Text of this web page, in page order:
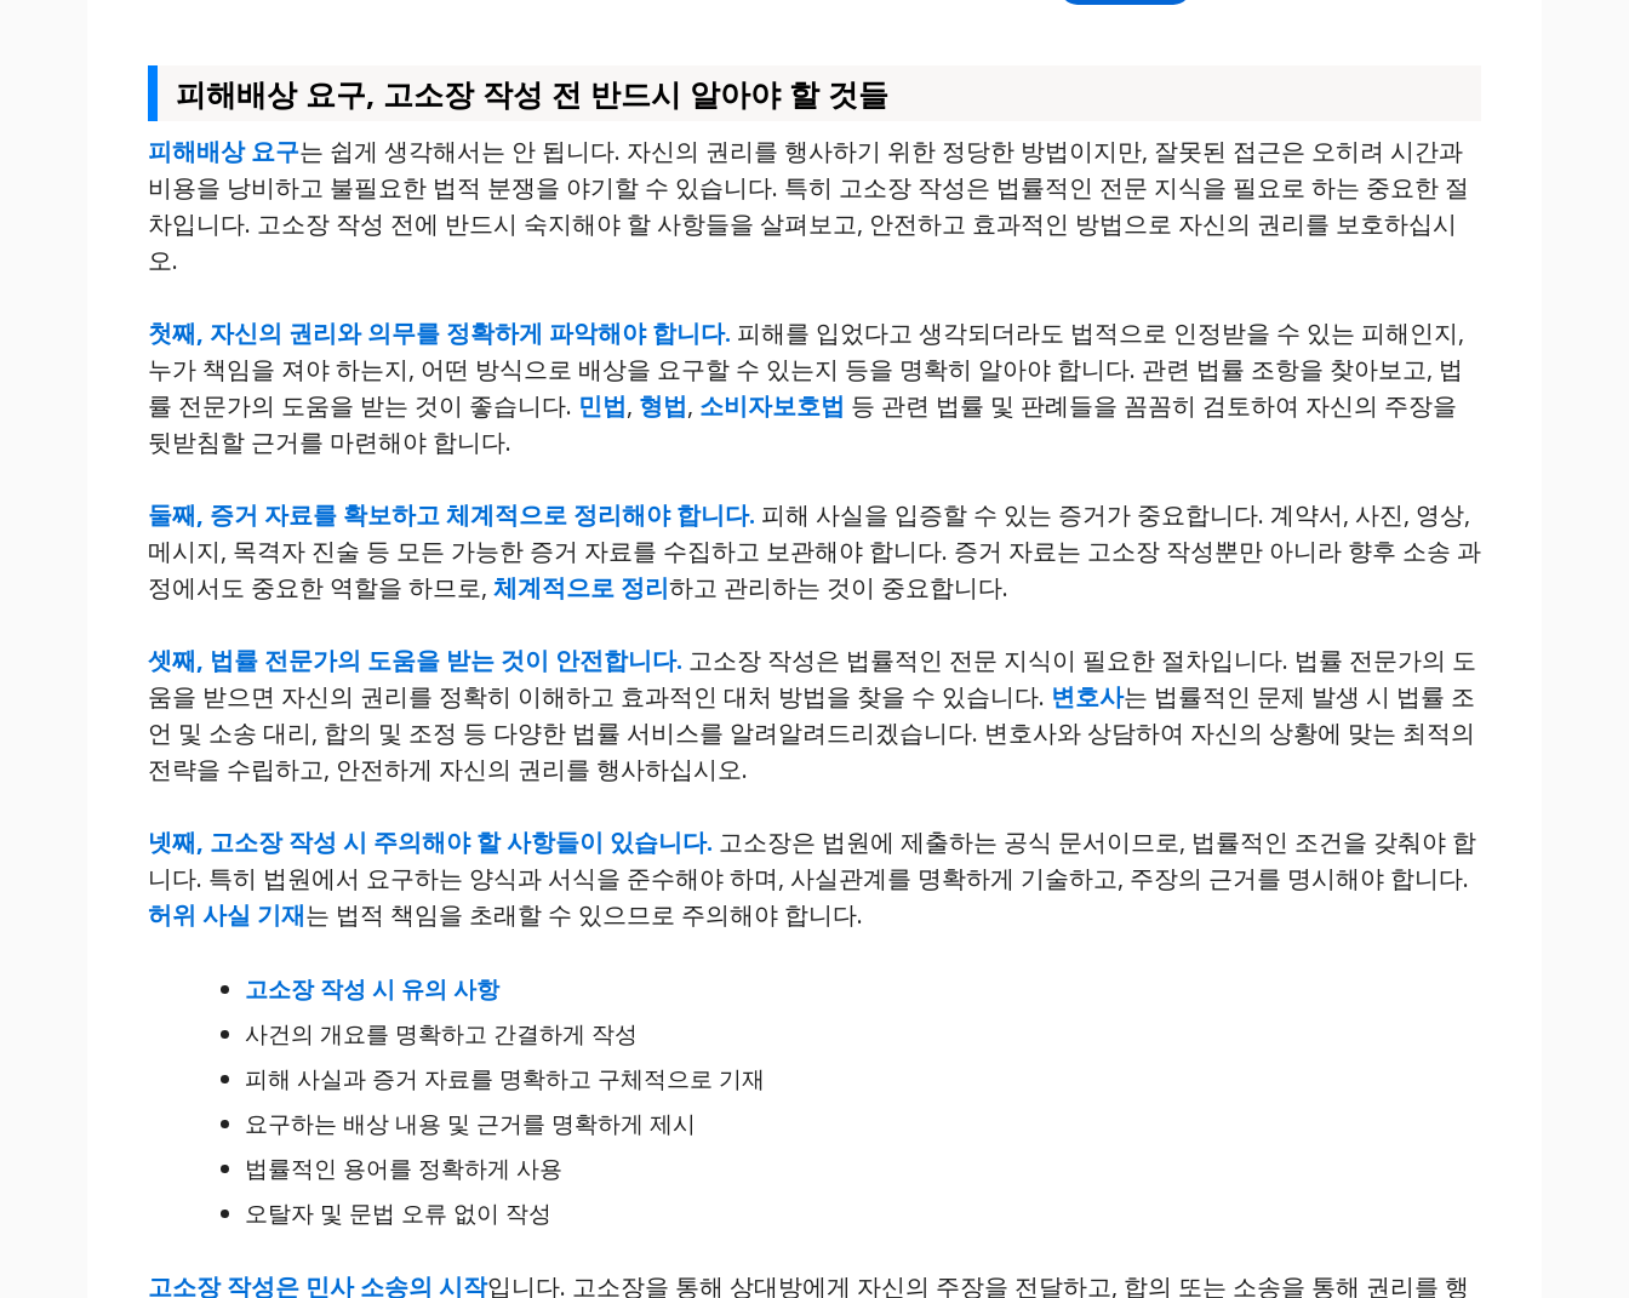
피해배상 요구, 고소장 작성 전 반드시 알아야 할 것들
피해배상 요구는 쉽게 생각해서는 안 됩니다. 자신의 권리를 행사하기 위한 정당한 방법이지만, 잘못된 접근은 오히려 시간과
비용을 낭비하고 불필요한 법적 분쟁을 야기할 수 있습니다. 특히 고소장 작성은 법률적인 전문 지식을 필요로 하는 중요한 절
차입니다. 고소장 작성 전에 반드시 숙지해야 할 사항들을 살펴보고, 안전하고 효과적인 방법으로 자신의 권리를 보호하십시
오.
첫째, 자신의 권리와 의무를 정확하게 파악해야 합니다. 피해를 입었다고 생각되더라도 법적으로 인정받을 수 있는 피해인지,
누가 책임을 져야 하는지, 어떤 방식으로 배상을 요구할 수 있는지 등을 명확히 알아야 합니다. 관련 법률 조항을 찾아보고, 법
률 전문가의 도움을 받는 것이 좋습니다. 민법, 형법, 소비자보호법 등 관련 법률 및 판례들을 꼼꼼히 검토하여 자신의 주장을
뒷받침할 근거를 마련해야 합니다.
둘째, 증거 자료를 확보하고 체계적으로 정리해야 합니다. 피해 사실을 입증할 수 있는 증거가 중요합니다. 계약서, 사진, 영상,
메시지, 목격자 진술 등 모든 가능한 증거 자료를 수집하고 보관해야 합니다. 증거 자료는 고소장 작성뿐만 아니라 향후 소송 과
정에서도 중요한 역할을 하므로, 체계적으로 정리하고 관리하는 것이 중요합니다.
셋째, 법률 전문가의 도움을 받는 것이 안전합니다. 고소장 작성은 법률적인 전문 지식이 필요한 절차입니다. 법률 전문가의 도
움을 받으면 자신의 권리를 정확히 이해하고 효과적인 대처 방법을 찾을 수 있습니다. 변호사는 법률적인 문제 발생 시 법률 조
언 및 소송 대리, 합의 및 조정 등 다양한 법률 서비스를 알려알려드리겠습니다. 변호사와 상담하여 자신의 상황에 맞는 최적의
전략을 수립하고, 안전하게 자신의 권리를 행사하십시오.
넷째, 고소장 작성 시 주의해야 할 사항들이 있습니다. 고소장은 법원에 제출하는 공식 문서이므로, 법률적인 조건을 갖춰야 합
니다. 특히 법원에서 요구하는 양식과 서식을 준수해야 하며, 사실관계를 명확하게 기술하고, 주장의 근거를 명시해야 합니다.
허위 사실 기재는 법적 책임을 초래할 수 있으므로 주의해야 합니다.
고소장 작성 시 유의 사항
사건의 개요를 명확하고 간결하게 작성
피해 사실과 증거 자료를 명확하고 구체적으로 기재
요구하는 배상 내용 및 근거를 명확하게 제시
법률적인 용어를 정확하게 사용
오탈자 및 문법 오류 없이 작성
고소장 작성은 민사 소송의 시작입니다. 고소장을 통해 상대방에게 자신의 주장을 전달하고, 합의 또는 소송을 통해 권리를 행